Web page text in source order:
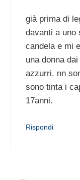
già prima di
davanti a uno
candela e mi
una donna
azzurri. nn
sono tinta i
17anni.
Rispondi